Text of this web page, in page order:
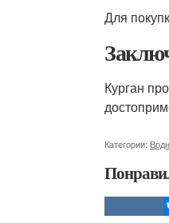
Для
Курган
Категории: